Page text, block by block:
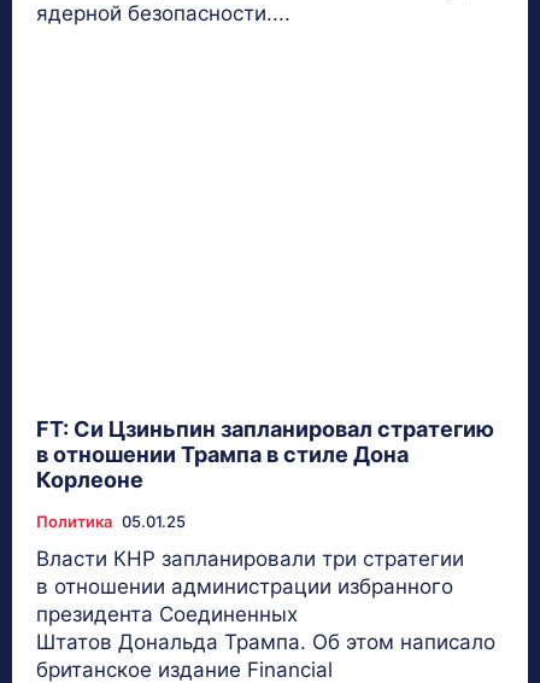
ядерной безопасности....
FT: Си Цзиньпин запланировал стратегию
в отношении Трампа в стиле Дона
Корлеоне
Политика 05.01.25
Власти КНР запланировали три стратегии
в отношении администрации избранного
президента Соединенных
Штатов Дональда Трампа. Об этом написало
британское издание Financial